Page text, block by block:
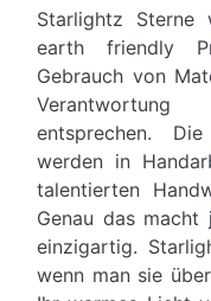
Starlightz Sterne
earth friendly
Gebrauch von
entsprechen.
werden in
talentierten
Genau das macht
einzigartig.
wenn man sie